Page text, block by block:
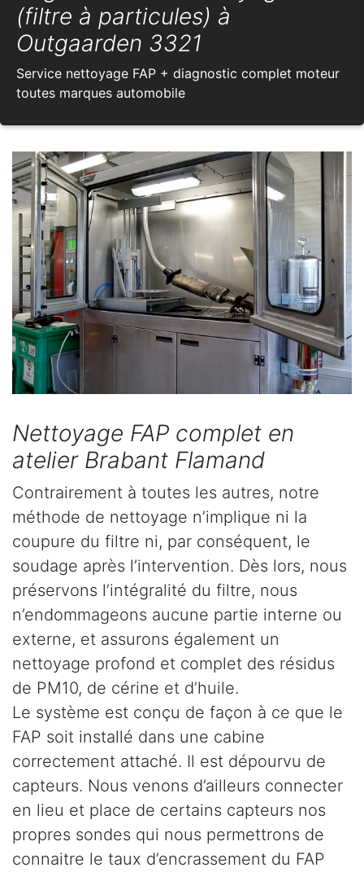
(filtre à particules) à
Outgaarden 3321
Service nettoyage FAP + diagnostic complet moteur
toutes marques automobile
Nettoyage FAP complet en
atelier Brabant Flamand
Contrairement à toutes les autres, notre
méthode de nettoyage n’implique ni la
coupure du filtre ni, par conséquent, le
soudage après l’intervention. Dès lors, nous
préservons l’intégralité du filtre, nous
n’endommageons aucune partie interne ou
externe, et assurons également un
nettoyage profond et complet des résidus
de PM10, de cérine et d’huile.
Le système est conçu de façon à ce que le
FAP soit installé dans une cabine
correctement attaché. Il est dépourvu de
capteurs. Nous venons d’ailleurs connecter
en lieu et place de certains capteurs nos
propres sondes qui nous permettrons de
connaitre le taux d’encrassement du FAP